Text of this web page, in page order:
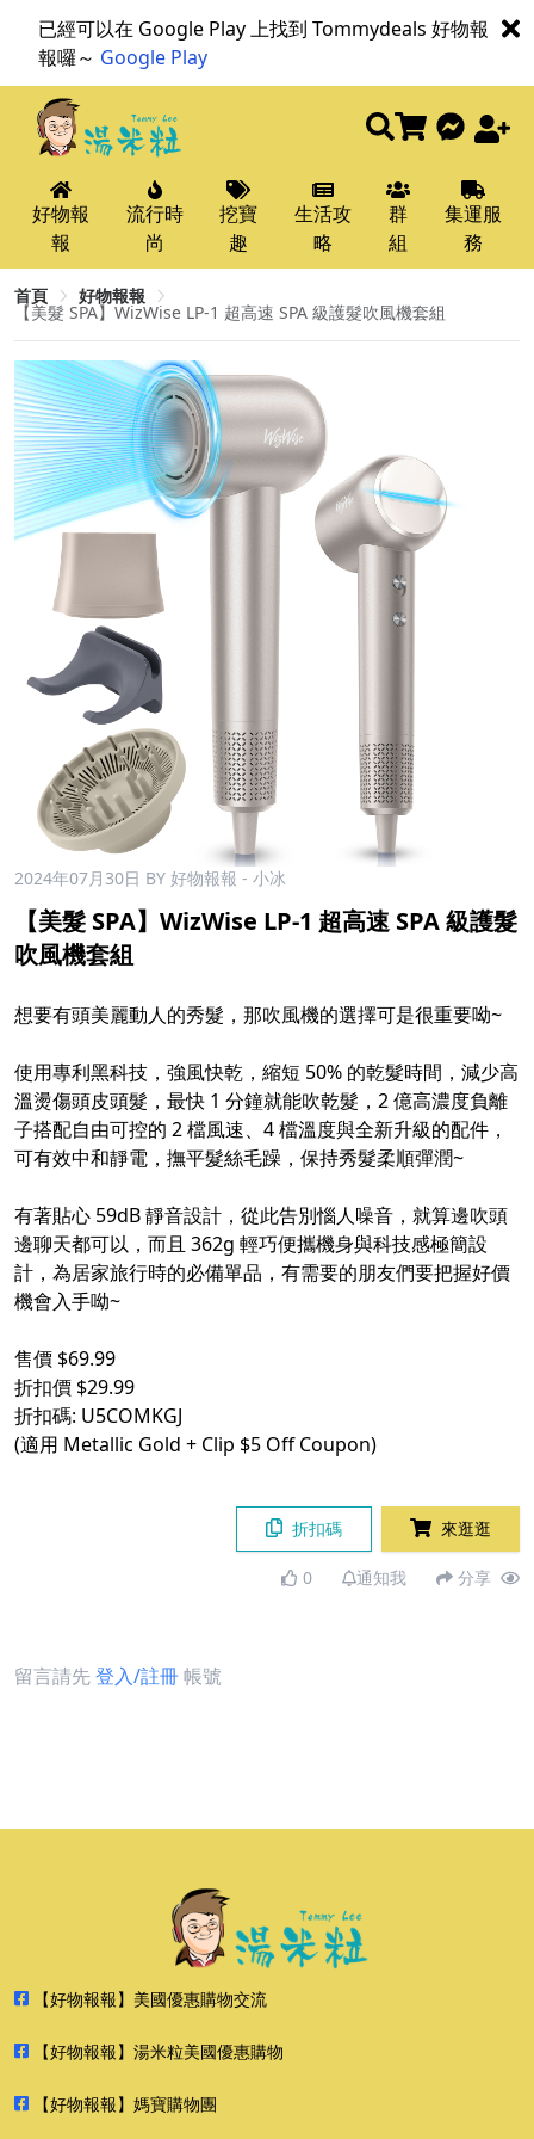
已經可以在 Google Play 上找到 Tommydeals 好物報
報囉～ Google Play
好物報
報
流行時
尚
挖寶
趣
生活攻
略
群
組
集運服
務
首頁 好物報報
【美髮 SPA】WizWise LP-1 超高速 SPA 級護髮吹風機套組
2024年07月30日 BY 好物報報 - 小冰
【美髮 SPA】WizWise LP-1 超高速 SPA 級護髮
吹風機套組
想要有頭美麗動人的秀髮，那吹風機的選擇可是很重要呦~
使用專利黑科技，強風快乾，縮短 50% 的乾髮時間，減少高
溫燙傷頭皮頭髮，最快 1 分鐘就能吹乾髮，2 億高濃度負離
子搭配自由可控的 2 檔風速、4 檔溫度與全新升級的配件，
可有效中和靜電，撫平髮絲毛躁，保持秀髮柔順彈潤~
有著貼心 59dB 靜音設計，從此告別惱人噪音，就算邊吹頭
邊聊天都可以，而且 362g 輕巧便攜機身與科技感極簡設
計，為居家旅行時的必備單品，有需要的朋友們要把握好價
機會入手呦~
售價 $69.99
折扣價 $29.99
折扣碼: U5COMKGJ
(適用 Metallic Gold + Clip $5 Off Coupon)
折扣碼 來逛逛
0 通知我 分享
留言請先登入/註冊帳號
【好物報報】美國優惠購物交流
【好物報報】湯米粒美國優惠購物
【好物報報】媽寶購物團